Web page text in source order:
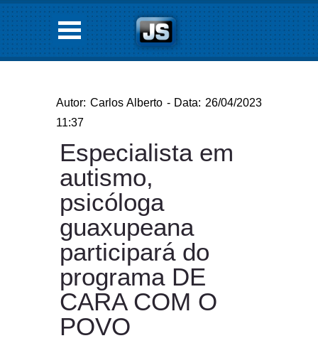
Autor: Carlos Alberto - Data: 26/04/2023
11:37
Especialista em
autismo,
psicóloga
guaxupeana
participará do
programa DE
CARA COM O
POVO